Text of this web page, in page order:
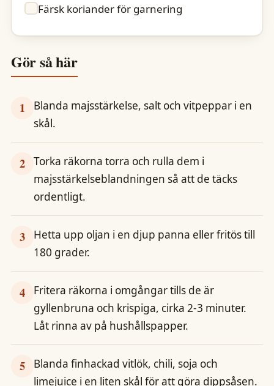
Färsk koriander för garnering
Gör så här
1
Blanda majsstärkelse, salt och vitpeppar i en
skål.
2
Torka räkorna torra och rulla dem i
majsstärkelseblandningen så att de täcks
ordentligt.
3
Hetta upp oljan i en djup panna eller fritös till
180 grader.
4
Fritera räkorna i omgångar tills de är
gyllenbruna och krispiga, cirka 2-3 minuter.
Låt rinna av på hushållspapper.
5
Blanda finhackad vitlök, chili, soja och
limejuice i en liten skål för att göra dippsåsen.